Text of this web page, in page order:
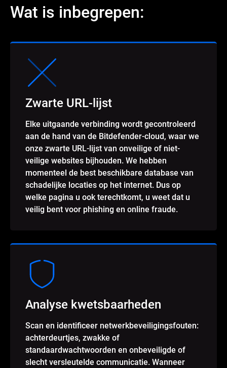
Wat is inbegrepen:
Zwarte URL-lijst
Elke uitgaande verbinding wordt gecontroleerd
aan de hand van de Bitdefender-cloud, waar we
onze zwarte URL-lijst van onveilige of niet-
veilige websites bijhouden. We hebben
momenteel de best beschikbare database van
schadelijke locaties op het internet. Dus op
welke pagina u ook terechtkomt, u weet dat u
veilig bent voor phishing en online fraude.
Analyse kwetsbaarheden
Scan en identificeer netwerkbeveiligingsfouten:
achterdeurtjes, zwakke of
standaardwachtwoorden en onbeveiligde of
slecht versleutelde communicatie. Wanneer